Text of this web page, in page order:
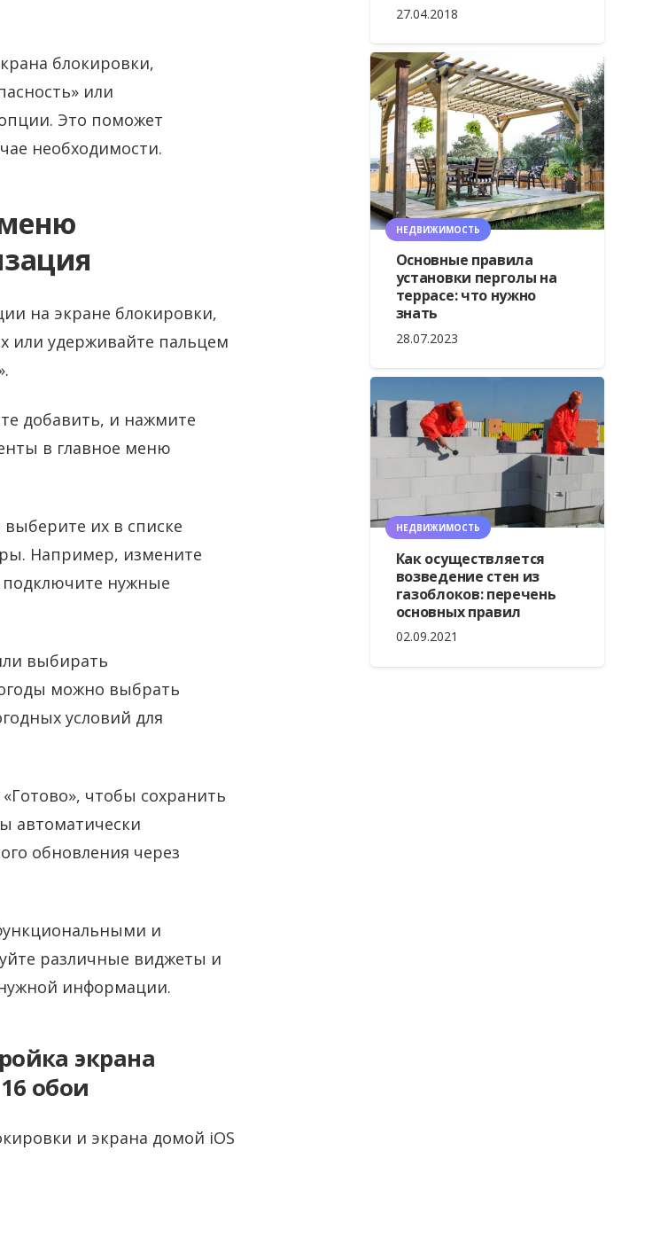
блокировки,
или
Это поможет
необходимости.
на экране блокировки,
или удерживайте пальцем
добавить, и нажмите
в главное меню
их в списке
Например, измените
нужные
выбирать
можно выбрать
условий для
чтобы сохранить
автоматически
обновления через
и
различные виджеты и
информации.
экрана
обои
и экрана домой iOS
27.04.2018
НЕДВИЖИМОСТЬ
Основные правила
установки перголы на
террасе: что нужно
знать
28.07.2023
НЕДВИЖИМОСТЬ
Как осуществляется
возведение стен из
газоблоков: перечень
основных правил
02.09.2021